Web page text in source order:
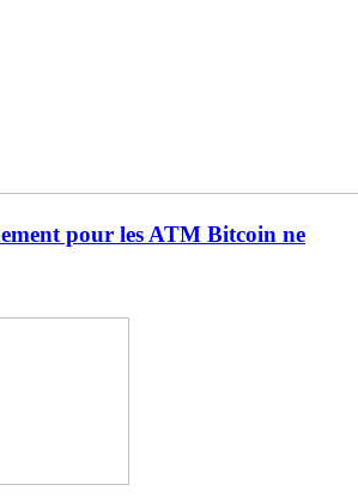
pour les ATM Bitcoin ne